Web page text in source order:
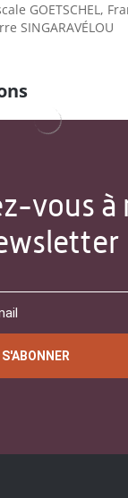
GOETSCHEL,
SINGARAVÉLOU
vous à
S'ABONNER